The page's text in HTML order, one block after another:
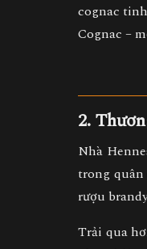
cognac
Cognac –
2.
Nhà
trong quân
rượu
Trải qua